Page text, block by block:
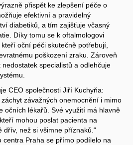
přispět ke zlepšení péče o
efektivní a pravidelný
diabetiků, a tím zajišťuje včasný
Díky tomu se k oftalmologovi
oční péči skutečně potřebují,
poškození zraku. Zároveň
specialistů a odlehčuje
CEO společnosti Jiří Kuchyňa:
záchyt závažných onemocnění i mimo
očních lékařů. Své využití má hlavně
mohou poslat pacienta na
dřív, než si všimne příznaků.“
centra Praha se přímo podílelo na